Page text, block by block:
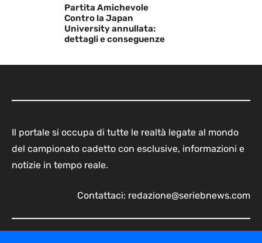
Partita Amichevole
Contro la Japan
University annullata:
dettagli e conseguenze
Il portale si occupa di tutte le realtà legate al mondo
del campionato cadetto con esclusive, informazioni e
notizie in tempo reale.
Contattaci: redazione@seriebnews.com